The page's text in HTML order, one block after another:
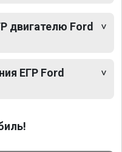
двигателю Ford
ЕГР Ford